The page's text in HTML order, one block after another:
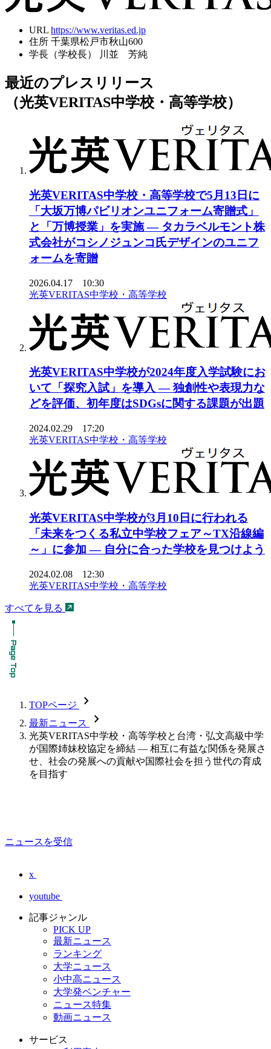
URL https://www.veritas.ed.jp
住所 千葉県松戸市秋山600
学長（学校長）
川並 芳純
最近のプレスリリース
（光英VERITAS中学校・高等学校）
光英VERITAS中学校・高等学校で5月13日に
「大坂万博パビリオンユニフォーム寄贈式」
と「万博授業」を実施 ― タカラベルモント株
式会社がコシノジュンコ氏デザインのユニフ
ォームを寄贈
2026.04.17 10:30
光英VERITAS中学校・高等学校
光英VERITAS中学校が2024年度入学試験にお
いて「探究入試」を導入 ― 独創性や表現力な
どを評価、初年度はSDGsに関する課題が出題
2024.02.29 17:20
光英VERITAS中学校・高等学校
光英VERITAS中学校が3月10日に行われる
「未来をつくる私立中学校フェア～TX沿線編
～」に参加 ― 自分に合った学校を見つけよう
2024.02.08 12:30
光英VERITAS中学校・高等学校
すべてを見る
TOPページ chevron_forward
最新ニュース chevron_forward
光英VERITAS中学校・高等学校と台湾・弘文高級中学
が国際姉妹校協定を締結 — 相互に有益な関係を発展さ
せ、社会の発展への貢献や国際社会を担う世代の育成
を目指す
ニュースを受信
x
youtube
記事ジャンル
PICK UP
最新ニュース
ランキング
大学ニュース
小中高ニュース
大学発ベンチャー
ニュース特集
動画ニュース
サービス